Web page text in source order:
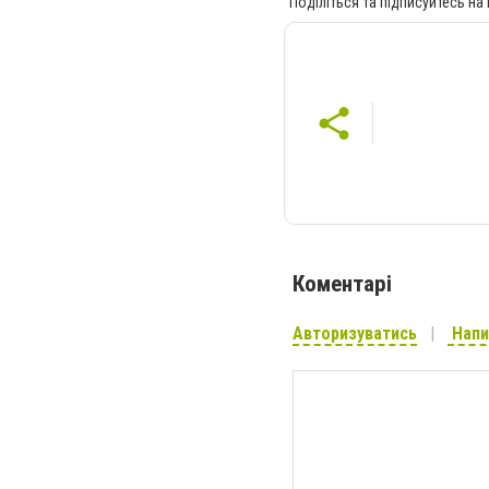
Коментарі
Авторизуватись